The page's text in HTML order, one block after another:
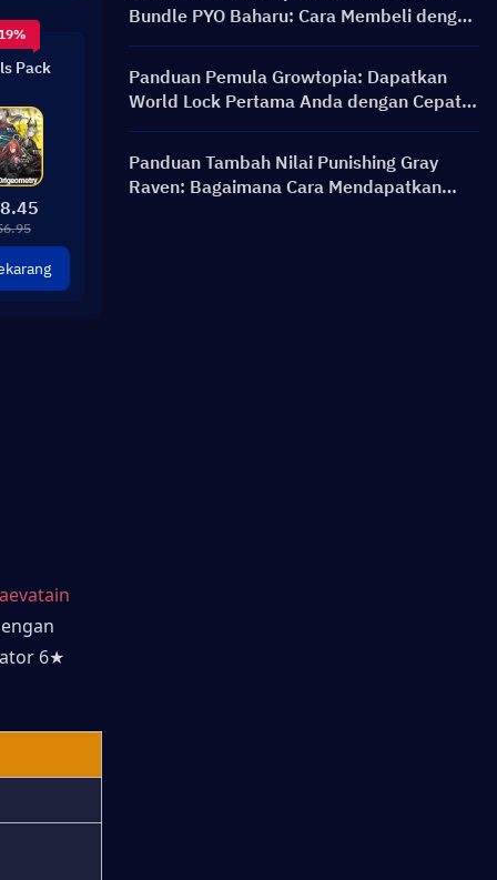
Pack
6★
Bundle PYO Baharu: Cara Membeli dengan
Lebih Bijak dalam Kemas Kini Kedai
Musim 9.5
Panduan Pemula Growtopia: Dapatkan
World Lock Pertama Anda dengan Cepat &
Selamat
Panduan Tambah Nilai Punishing Gray
Raven: Bagaimana Cara Mendapatkan